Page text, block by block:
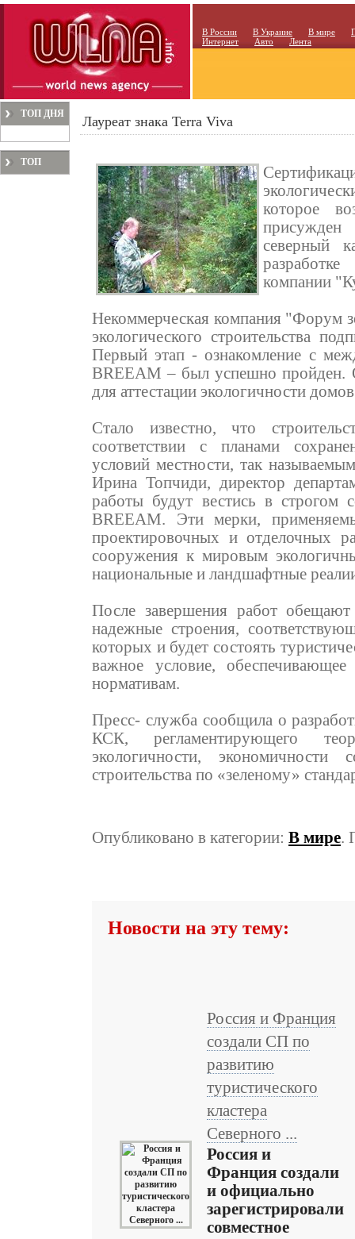
В России В Украине В мире
Интернет
Авто Лента
ТОП ДНЯ
ТОП
Лауреат знака Terra Viva
которое
присужден
северный
компании
Некоммерческая компания "Форум
экологического строительства
Первый этап - ознакомление с
BREEAM – был успешно пройден.
для аттестации экологичности
Стало известно, что
соответствии с планами
условий местности, так
Ирина Топчиди, директор
работы будут вестись в строгом
BREEAM. Эти мерки,
проектировочных и отделочных
сооружения к мировым
национальные и ландшафтные
После завершения работ обещают
надежные строения,
которых и будет состоять
важное условие,
нормативам.
Пресс- служба сообщила о
КСК, регламентирующего
экологичности, экономичности
строительства по «зеленому»
Опубликовано в категории: В мире.
Новости на эту тему:
Россия и Франция
создали СП по
развитию
туристического
кластера
Северного ...
Россия и
Франция создали
и официально
зарегистрировали
совместное